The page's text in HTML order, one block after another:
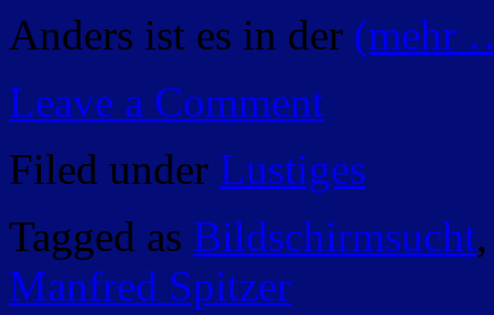
Anders ist es in der (mehr
Leave a Comment
Filed under Lustiges
Tagged as Bildschirmsucht
Manfred Spitzer